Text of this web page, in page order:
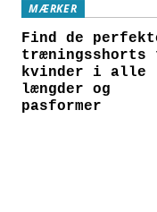
MÆRKER
Find de
kvinder i alle
længder og
pasformer